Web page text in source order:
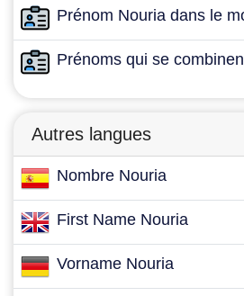
Prénom Nouria dans le
Prénoms qui se
Autres langues
Nombre Nouria
First Name Nouria
Vorname Nouria